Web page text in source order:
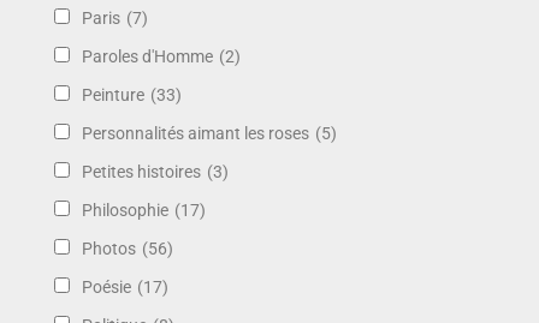
Paris (7)
Paroles d'Homme (2)
Peinture (33)
Personnalités aimant les roses (5)
Petites histoires (3)
Philosophie (17)
Photos (56)
Poésie (17)